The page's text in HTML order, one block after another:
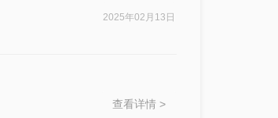
2025年02月13日
查看详情 >